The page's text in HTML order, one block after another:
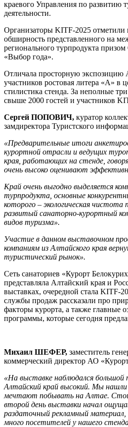
краевого Управления по развитию
деятельности.
Организаторы KITF-2025 отметили
обширность представленного на
регионального турпродукта
«Выбор года».
Отличала просторную экспозицию
участников ростовая литера «А» в
стилистика стенда. За неполные
свыше 2000 гостей и участников
Сергей ПОПОВИЧ, куратор
замдиректора Туристского
«Предварительные итоги
курортной отрасли и ведущих
края, работающих на стенде,
очень высоко оценивают
Край очень выгодно выделяется
турпродукта, основные
которого – экологическая чистота
развитый санаторно-курортный
видов туризма».
Участие в данном выставочном
компаниям из Алтайского края
туристический рынок».
Сеть санаториев «Курорт
представляла Алтайский края и
выставках, очередной стала KITF-
службы продаж рассказали про
факторы курорта, а также главные
программы, которые сегодня
Михаил ШЕФЕР, заместитель
коммерческий директор АО
«На выставке наблюдался большой
Алтайский край высокий. Мы
мечтают побывать на Алтае.
второй день выставки начал
раздаточный рекламный материал,
много посетителей у нашего